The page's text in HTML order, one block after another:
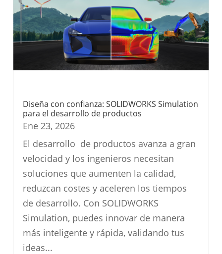
Diseña con confianza: SOLIDWORKS Simulation
para el desarrollo de productos
Ene 23, 2026
El desarrollo de productos avanza a gran
velocidad y los ingenieros necesitan
soluciones que aumenten la calidad,
reduzcan costes y aceleren los tiempos
de desarrollo. Con SOLIDWORKS
Simulation, puedes innovar de manera
más inteligente y rápida, validando tus
ideas...